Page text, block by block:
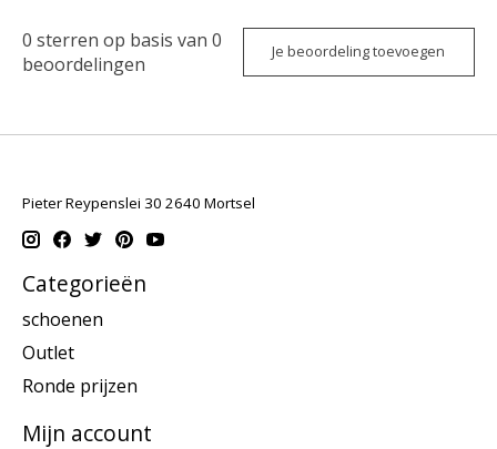
0 sterren op basis van 0
beoordelingen
Je beoordeling toevoegen
Pieter Reypenslei 30 2640 Mortsel
Categorieën
schoenen
Outlet
Ronde prijzen
Mijn account